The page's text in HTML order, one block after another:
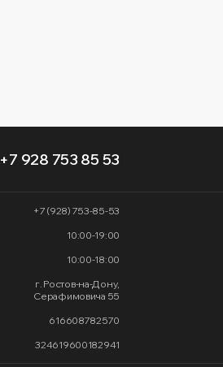
+7 928 753 85 53
+7 (928) 753-85-53
10:00-19:00
10:00-18:00
г. Ростов-на-Дону,
Серафимовича 55
616608782570
324619600182941